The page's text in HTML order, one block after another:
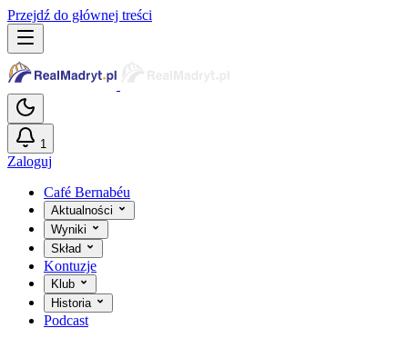
Przejdź do głównej treści
1
Zaloguj
Café Bernabéu
Aktualności
Wyniki
Skład
Kontuzje
Klub
Historia
Podcast